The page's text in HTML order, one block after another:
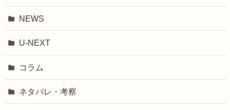
NEWS
U-NEXT
コラム
ネタバレ・考察